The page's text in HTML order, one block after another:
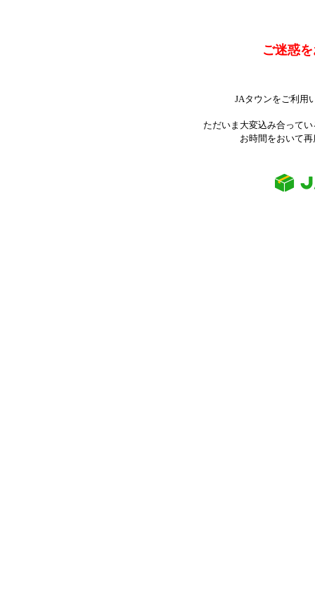
ご迷惑
JAタウンをご利用
ただいま大変込み合って
お時間をおいて